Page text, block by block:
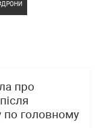
ДРОНИ
про
по головному